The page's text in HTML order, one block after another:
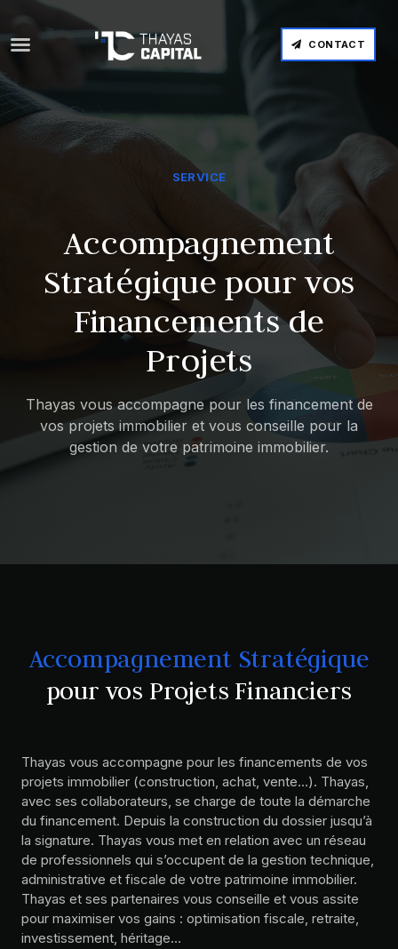
CONTACT
SERVICE
Accompagnement
Stratégique pour vos
Financements de
Projets
Thayas vous accompagne pour les financement de
vos projets immobilier et vous conseille pour la
gestion de votre patrimoine immobilier.
Accompagnement Stratégique
pour vos Projets Financiers
Thayas vous accompagne pour les financements de vos
projets immobilier (construction, achat, vente…). Thayas,
avec ses collaborateurs, se charge de toute la démarche
du financement. Depuis la construction du dossier jusqu’à
la signature. Thayas vous met en relation avec un réseau
de professionnels qui s’occupent de la gestion technique,
administrative et fiscale de votre patrimoine immobilier.
Thayas et ses partenaires vous conseille et vous assite
pour maximiser vos gains : optimisation fiscale, retraite,
investissement, héritage…